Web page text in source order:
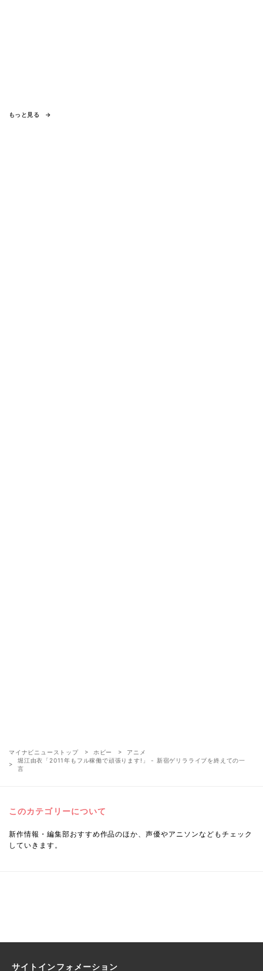
もっと見る
マイナビニューストップ ホビー
アニメ
堀江由衣「2011年もフル稼働で頑張ります!」 - 新宿ゲリラライブを終えての一
言
このカテゴリーについて
新作情報・編集部おすすめ作品のほか、声優やアニソンなどもチェック
していきます。
サイトインフォメーション